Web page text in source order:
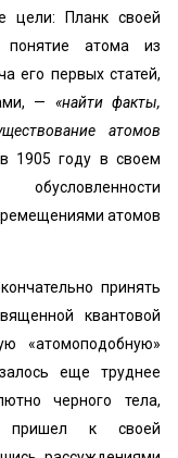
цели: Планк своей
понятие атома из
его первых статей,
— «найти факты,
атомов
1905 году в своем
атомов
принять
квантовой
«атомоподобную»
еще труднее
черного тела,
пришел к своей